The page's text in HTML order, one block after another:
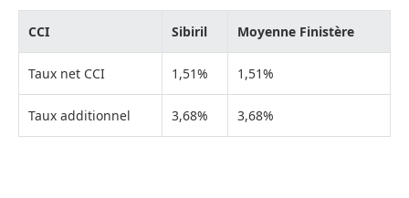
CCI Sibiril Moyenne Finistère
Taux net CCI 1,51% 1,51%
Taux additionnel 3,68% 3,68%